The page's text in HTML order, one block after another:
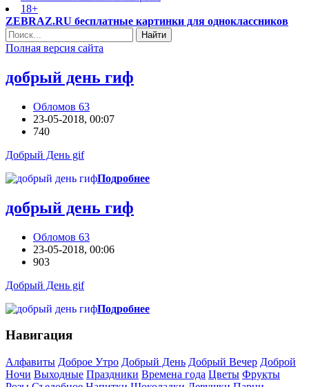
18+
ZEBRAZ.RU бесплатные картинки для одноклассников
Найти
Полная версия сайта
добрый день гиф
Обломов 63
23-05-2018, 00:07
740
Добрый День gif
Подробнее
добрый день гиф
Обломов 63
23-05-2018, 00:06
903
Добрый День gif
Подробнее
Навигация
Алфавиты Доброе Утро Добрый День Добрый Вечер Доброй
Ночи Выходные Праздники Времена года Цветы Фрукты